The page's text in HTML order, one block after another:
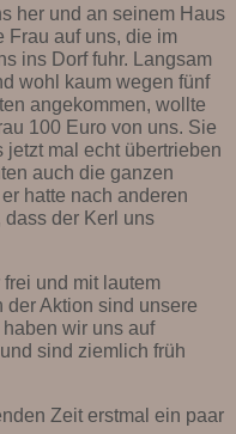
her und an seinem Haus
Frau auf uns, die im
ins Dorf fuhr. Langsam
wohl kaum wegen fünf
angekommen, wollte
100 Euro von uns. Sie
mal echt übertrieben
auch die ganzen
hatte nach anderen
der Kerl uns
und mit lautem
Aktion sind unsere
wir uns auf
sind ziemlich früh
Zeit erstmal ein paar